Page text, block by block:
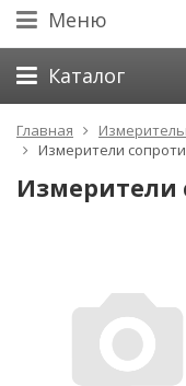
Меню
Каталог
Главная
Измерители
Измерители